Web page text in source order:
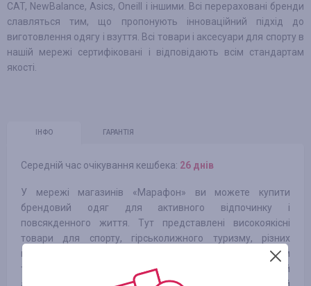
CAT, NewBalance, Asics, Oneill і іншими. Всі перераховані бренди
славляться тим, що пропонують інноваційний підхід до
виготовлення одягу і взуття. Всі товари і аксесуари для спорту в
нашій мережі сертифіковані і відповідають всім стандартам
якості.
ІНФО ГАРАНТІЯ
Середній час очікування кешбека: 26 днів
У мережі магазинів «Марафон» ви можете купити
брендовий одяг для активного відпочинку і
повсякденного життя. Тут представлені високоякісні
товари для спорту, гірськолижного туризму, різних
похідних напрямків (трекінг, хайкинг і бекпекінг) і ін. Крім
того, в каталогах мережі ви знайдете широкий